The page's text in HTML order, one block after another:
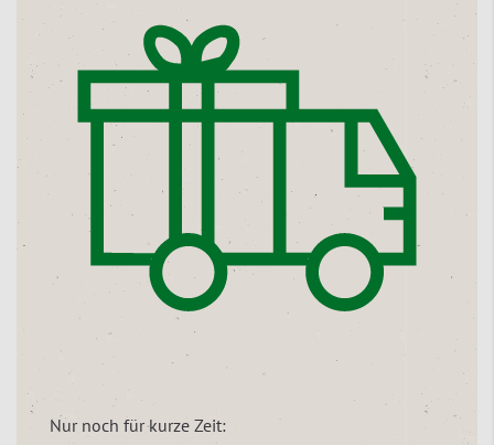
Nur noch für kurze Zeit: